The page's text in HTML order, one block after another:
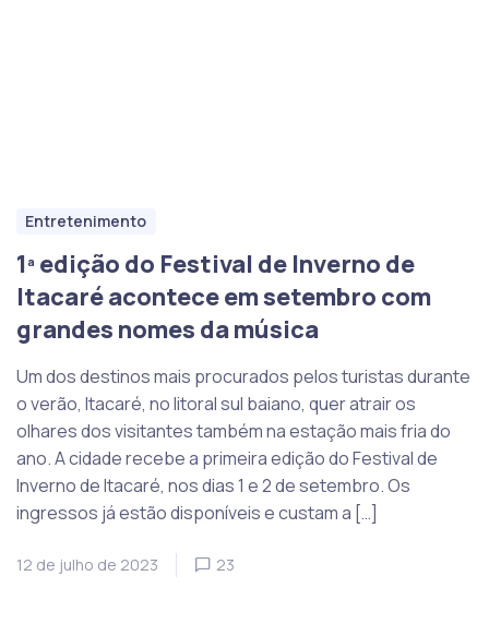
Entretenimento
1ª edição do Festival de Inverno de
Itacaré acontece em setembro com
grandes nomes da música
Um dos destinos mais procurados pelos turistas durante
o verão, Itacaré, no litoral sul baiano, quer atrair os
olhares dos visitantes também na estação mais fria do
ano. A cidade recebe a primeira edição do Festival de
Inverno de Itacaré, nos dias 1 e 2 de setembro. Os
ingressos já estão disponíveis e custam a […]
12 de julho de 2023 23